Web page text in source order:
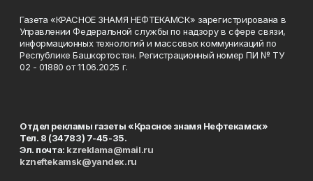
Газета «КРАСНОЕ ЗНАМЯ НЕФТЕКАМСК» зарегистрирована в
Управлении Федеральной службы по надзору в сфере связи,
информационных технологий и массовых коммуникаций по
Республике Башкортостан. Регистрационный номер ПИ № ТУ
02 - 01880 от 11.06.2025 г.
Отдел рекламы газеты «Красное знамя Нефтекамск»
Тел. 8 (34783) 7-45-35.
Эл. почта: kzreklama@mail.ru
kzneftekamsk@yandex.ru